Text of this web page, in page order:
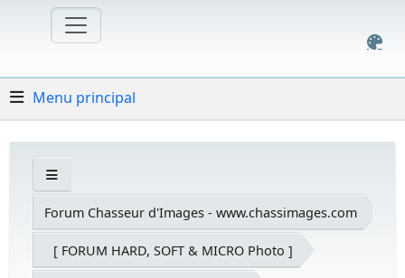
Menu principal
Forum Chasseur d'Images - www.chassimages.com
[ FORUM HARD, SOFT & MICRO Photo ]